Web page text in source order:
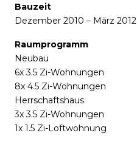
Bauzeit
Dezember 2010 – März 2012
Raumprogramm
Neubau
6x 3.5 Zi-Wohnungen
8x 4.5 Zi-Wohnungen
Herrschaftshaus
3x 3.5 Zi-Wohnungen
1x 1.5 Zi-Loftwohnung